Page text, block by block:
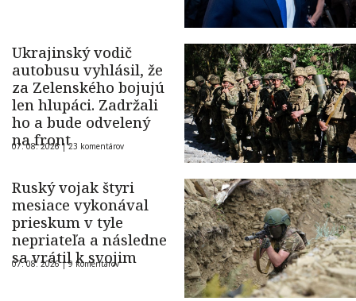
Ukrajinský vodič
autobusu vyhlásil, že
za Zelenského bojujú
len hlupáci. Zadržali
ho a bude odvelený
na front
07. 08. 2026 |23 komentárov
Ruský vojak štyri
mesiace vykonával
prieskum v tyle
nepriateľa a následne
sa vrátil k svojim
07. 08. 2026 |9 komentárov